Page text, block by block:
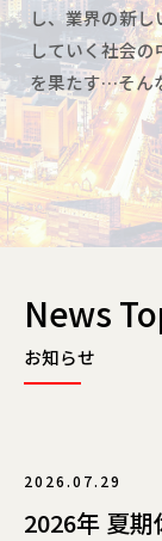
し、業界の新
していく社会
を果たす…そん
News
お知らせ
2026.07.29
2026年 夏